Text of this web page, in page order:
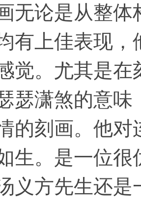
无论是从整
有上佳表现
觉。尤其是
瑟潇煞的意
的刻画。他
生。是一位
义方先生还